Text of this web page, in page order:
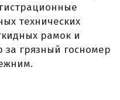
технических
рамок и
грязный госномер